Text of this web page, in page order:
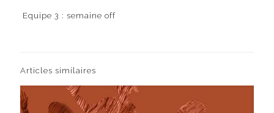
Equipe 3 : semaine off
Articles similaires